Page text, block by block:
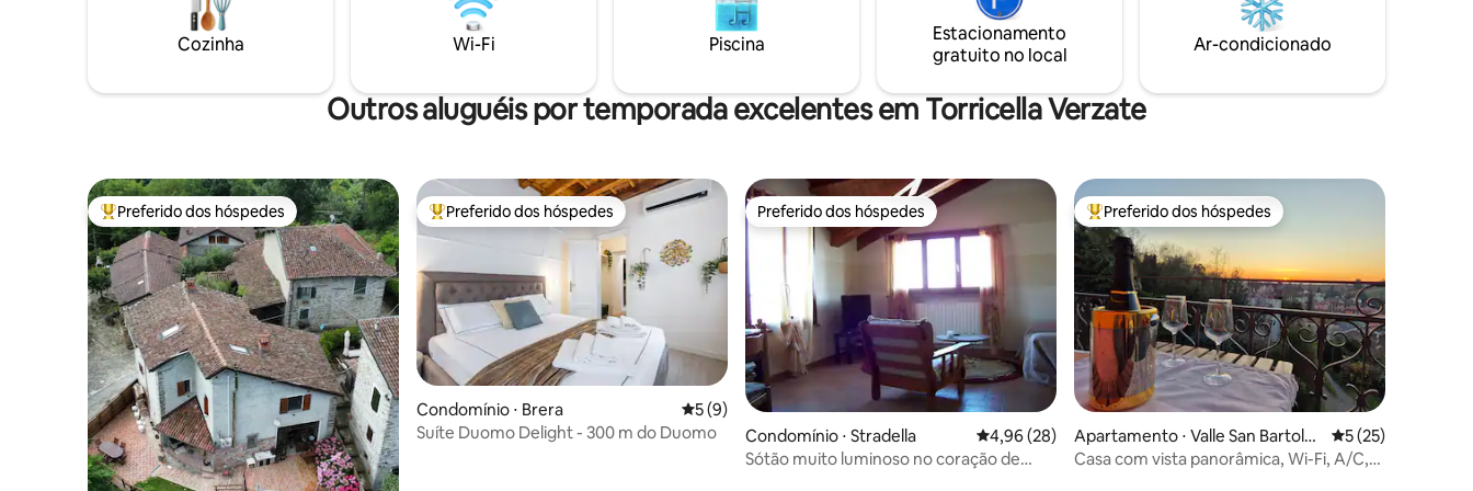
para caminhadas e trilhas para explorar a
e excursões para descobrir a área
Pátio com jardim, forno, wallbox; parque
privativo com pomar e garagem coberta
CIN: IT033036C224FEUMPZ
Cozinha Wi-Fi Piscina
Estacionamento
gratuito no local
Ar-condicionado
Outros aluguéis por temporada excelentes em Torricella Verzate
Entre os melhores preferidos dos hóspedes
Preferido dos hóspedes Entre os melhores preferidos dos hóspedes
Preferido dos hóspedes
Condomínio ⋅ Brera 5 de uma avaliação média de 5, 9 avaliações
5 (9)
Suíte Duomo Delight - 300 m do Duomo
Preferido dos hóspedes
Preferido dos hóspedes
Condomínio ⋅ Stradella 4,96 de uma avaliação média de 5, 28 avaliações
4,96 (28)
Sótão muito luminoso no coração de
Entre os melhores preferidos dos hóspedes
Preferido dos hóspedes
Apartamento ⋅ Valle San Bartolo
meo
5 de uma
5 (25)
Casa com vista panorâmica, Wi-Fi, A/C,